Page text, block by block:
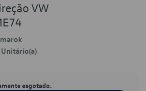
VW
Unitário(a)
esgotado.